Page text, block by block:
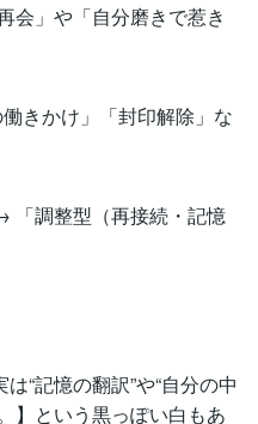
会」や「自分磨きで惹き
きかけ」「封印解除」な
「調整型（再接続・記憶
“記憶の翻訳”や“自分の中
】という黒っぽい白もあ